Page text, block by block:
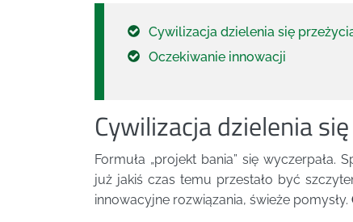
Cywilizacja dzielenia się
Oczekiwanie innowacji
Cywilizacja dzielenia
Formuła „projekt bania” się
już jakiś czas temu przestało być
innowacyjne rozwiązania, świeże pomysły.